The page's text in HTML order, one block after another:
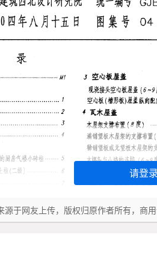
请登
源于网友上传，版权归原作者所有，商